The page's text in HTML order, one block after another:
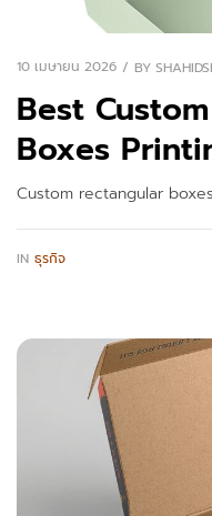
10 เมษายน 2026 BY
Best
Boxes
Custom rectangular
IN ธุรกิจ